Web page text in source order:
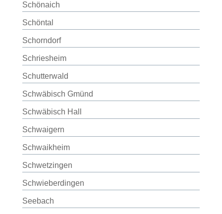
Schönaich
Schöntal
Schorndorf
Schriesheim
Schutterwald
Schwäbisch Gmünd
Schwäbisch Hall
Schwaigern
Schwaikheim
Schwetzingen
Schwieberdingen
Seebach